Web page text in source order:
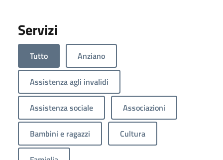
Servizi
Tutto Anziano
Assistenza agli invalidi
Assistenza sociale Associazioni
Bambini e ragazzi Cultura